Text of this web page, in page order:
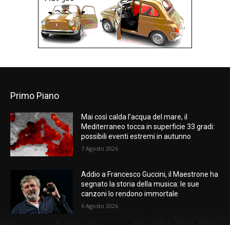
Primo Piano
Mai così calda l’acqua del mare, il
Mediterraneo tocca in superficie 33 gradi:
possibili eventi estremi in autunno
7 Agosto 2026
Addio a Francesco Guccini, il Maestrone ha
segnato la storia della musica: le sue
canzoni lo rendono immortale
6 Agosto 2026